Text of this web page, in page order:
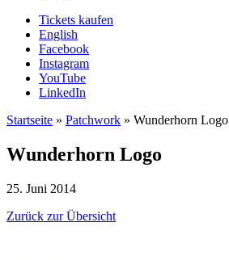
Tickets kaufen
English
Facebook
Instagram
YouTube
LinkedIn
Startseite » Patchwork » Wunderhorn Logo
Wunderhorn Logo
25. Juni 2014
Zurück zur Übersicht